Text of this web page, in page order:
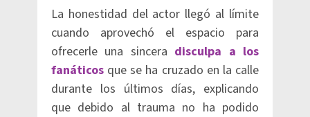
La honestidad del actor llegó al límite
cuando aprovechó el espacio para
ofrecerle una sincera disculpa a los
fanáticos que se ha cruzado en la calle
durante los últimos días, explicando
que debido al trauma no ha podido